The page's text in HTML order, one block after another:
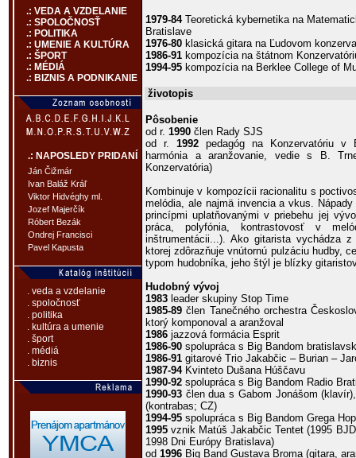
.: VEDA A VZDELANIE
.: SPOLOČNOSŤ
.: POLITIKA
.: UMENIE A KULTÚRA
.: ŠPORT
.: MÉDIÁ
.: BIZNIS A PODNIKANIE
.: NAPOSLEDY PRIDANÍ
Ján Čižmár
Ivan Baláž Kráľ
Viktor Hidvéghy ml.
Jozef Majerčík
Róbert Bezák
Ondrej Francisci
Pavel Kapusta
. veda a vzdelanie
. spoločnosť
. politika
. kultúra a umenie
. šport
. médiá
. biznis
1979-84Teoretická kybernetika na
Bratislave
1976-80 klasická gitara na Ľudovom
1986-91 kompozícia na štátnom
1994-95 kompozícia na Berklee College of
životopis
Pôsobenie
od r. 1990 člen Rady SJS
od r. 1992 pedagóg na Konzervatóriu v
harmónia a aranžovanie, vedie s B.
Konzervatória)
Kombinuje v kompozícii racionalitu s
melódia, ale najmä invencia a vkus.
princípmi uplatňovanými v priebehu jej
práca, polyfónia, kontrastovosť v
inštrumentácii...). Ako gitarista vychádza
ktorej zdôrazňuje vnútornú pulzáciu hudby,
typom hudobníka, jeho štýl je blízky
Hudobný vývoj
1983 leader skupiny Stop Time
1985-89 člen Tanečného orchestra
ktorý komponoval a aranžoval
1986 jazzová formácia Esprit
1986-90 spolupráca s Big Bandom
1986-91 gitarové Trio Jakabčic – Burian –
1987-94Kvinteto Dušana Húščavu
1990-92 spolupráca s Big Bandom Radio
1990-93 člen dua s Gabom Jonášom
(kontrabas; CZ)
1994-95 spolupráca s Big Bandom Grega
1995 vznik Matúš Jakabčic Tentet (1995
1998 Dni Európy Bratislava)
od 1996 Big Band Gustava Broma (gitara,